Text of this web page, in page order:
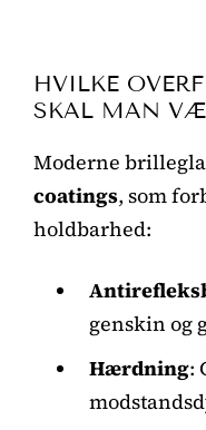
HVILKE
SKAL MAN
Moderne
coatings, som
holdbarhed:
genskin og
Hærdning: